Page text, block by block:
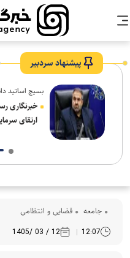
پیشنهاد سردبیر
بسیج اساتید
خبرنگاری
ارتقای
جامعه قضایی و انتظامی
12:07
12 / 03 /1405